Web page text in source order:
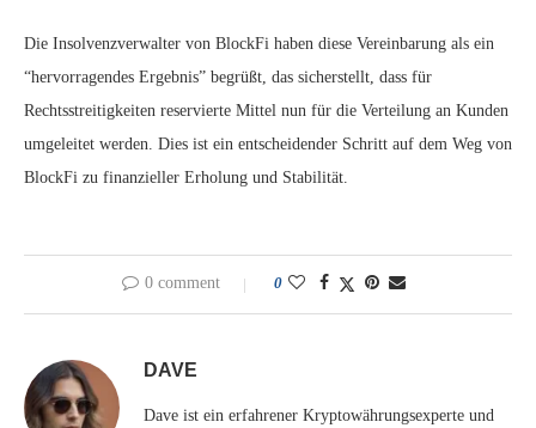
Die Insolvenzverwalter von BlockFi haben diese Vereinbarung als ein
“hervorragendes Ergebnis” begrüßt, das sicherstellt, dass für
Rechtsstreitigkeiten reservierte Mittel nun für die Verteilung an Kunden
umgeleitet werden. Dies ist ein entscheidender Schritt auf dem Weg von
BlockFi zu finanzieller Erholung und Stabilität.
0 comment 0
DAVE
Dave ist ein erfahrener Kryptowährungsexperte und